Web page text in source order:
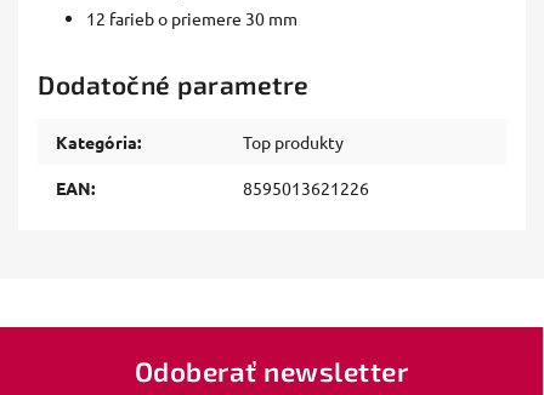
12 farieb o priemere 30 mm
Dodatočné parametre
Kategória: Top produkty
EAN: 8595013621226
Odoberať newsletter